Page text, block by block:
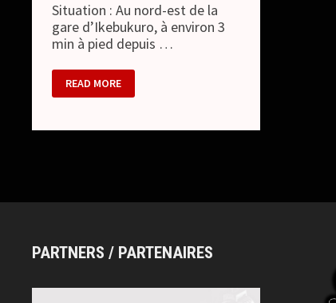
Situation : Au nord-est de la
gare d’Ikebukuro, à environ 3
min à pied depuis …
IKEBUKURO
CYBER
READ MORE
PARTNERS / PARTENAIRES